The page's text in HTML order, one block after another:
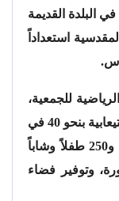
البلدة القديمة
استعداداً
للجمعية،
عبر تحديث قاعة النادي ورفع قدرتها الاستيعابية بنحو 40 في
المائة، بما يمكن من استقبال ما بين 200 و250 طفلاً وشاباً
وتوفير فضاء